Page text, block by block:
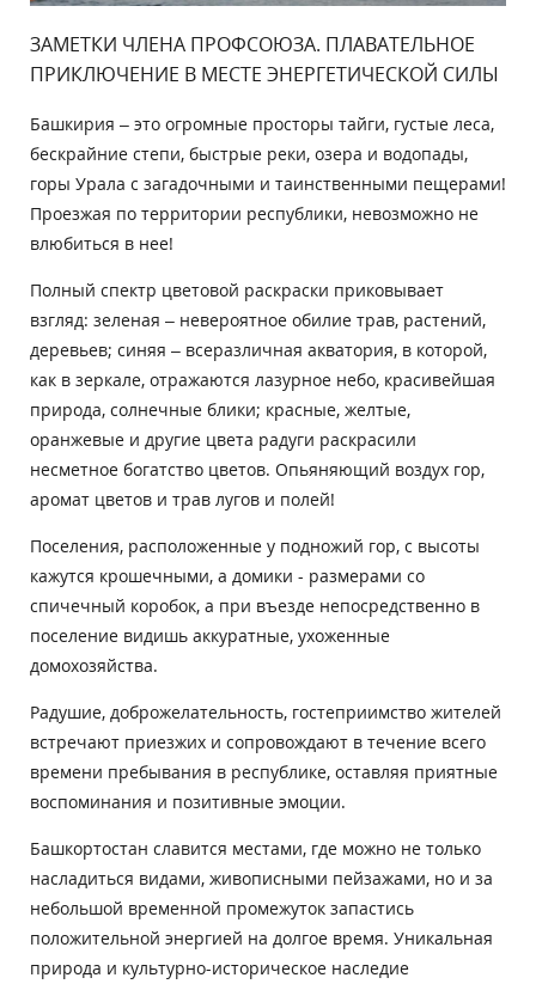
ЗАМЕТКИ ЧЛЕНА ПРОФСОЮЗА. ПЛАВАТЕЛЬНОЕ
ПРИКЛЮЧЕНИЕ В МЕСТЕ ЭНЕРГЕТИЧЕСКОЙ СИЛЫ
Башкирия – это огромные просторы тайги, густые леса,
бескрайние степи, быстрые реки, озера и водопады,
горы Урала с загадочными и таинственными пещерами!
Проезжая по территории республики, невозможно не
влюбиться в нее!
Полный спектр цветовой раскраски приковывает
взгляд: зеленая – невероятное обилие трав, растений,
деревьев; синяя – всеразличная акватория, в которой,
как в зеркале, отражаются лазурное небо, красивейшая
природа, солнечные блики; красные, желтые,
оранжевые и другие цвета радуги раскрасили
несметное богатство цветов. Опьяняющий воздух гор,
аромат цветов и трав лугов и полей!
Поселения, расположенные у подножий гор, с высоты
кажутся крошечными, а домики - размерами со
спичечный коробок, а при въезде непосредственно в
поселение видишь аккуратные, ухоженные
домохозяйства.
Радушие, доброжелательность, гостеприимство жителей
встречают приезжих и сопровождают в течение всего
времени пребывания в республике, оставляя приятные
воспоминания и позитивные эмоции.
Башкортостан славится местами, где можно не только
насладиться видами, живописными пейзажами, но и за
небольшой временной промежуток запастись
положительной энергией на долгое время. Уникальная
природа и культурно-историческое наследие